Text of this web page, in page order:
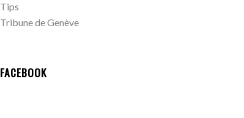
Tips
Tribune de Genève
FACEBOOK